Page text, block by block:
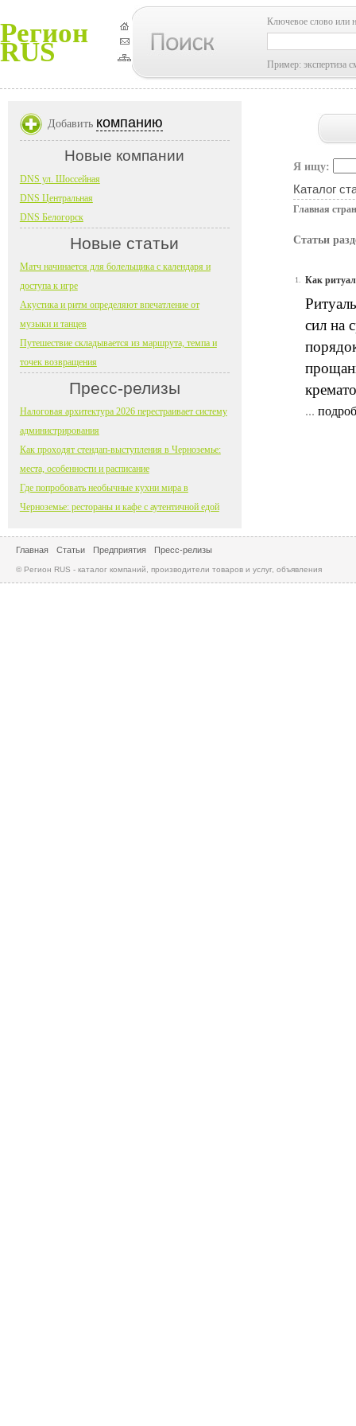
Регион
RUS
Ключевое слово или
Пример: экспертиза
Я ищу:
Каталог
Главная
Статьи
1. Как
сил на
...
Добавить компанию
Новые компании
DNS ул. Шоссейная
DNS Центральная
DNS Белогорск
Новые статьи
Матч начинается для болельщика с календаря и
доступа к игре
Акустика и ритм определяют впечатление от
музыки и танцев
Путешествие складывается из маршрута, темпа и
точек возвращения
Пресс-релизы
Налоговая архитектура 2026 перестраивает систему
администрирования
Как проходят стендап-выступления в Черноземье:
места, особенности и расписание
Где попробовать необычные кухни мира в
Черноземье: рестораны и кафе с аутентичной едой
Главная Статьи Предприятия Пресс-релизы
© Регион RUS - каталог компаний, производители товаров и услуг, объявления